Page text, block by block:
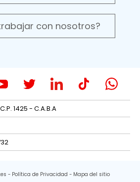
con nosotros?
1425 - C.A.B.A
Política de Privacidad Mapa del sitio